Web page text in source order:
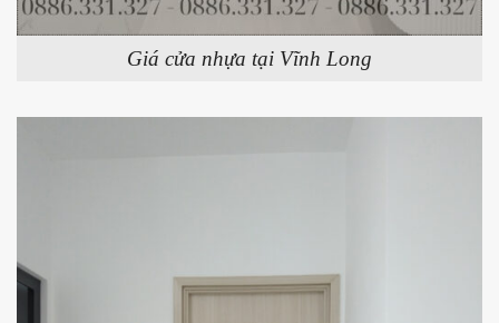
Giá cửa nhựa tại Vĩnh Long